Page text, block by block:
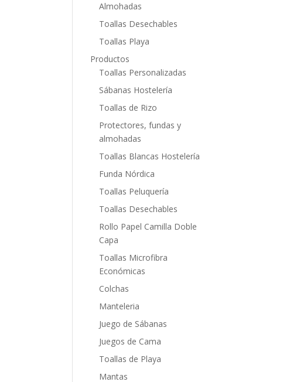
Almohadas
Toallas Desechables
Toallas Playa
Productos
Toallas Personalizadas
Sábanas Hostelería
Toallas de Rizo
Protectores, fundas y
almohadas
Toallas Blancas Hostelería
Funda Nórdica
Toallas Peluquería
Toallas Desechables
Rollo Papel Camilla Doble
Capa
Toallas Microfibra
Económicas
Colchas
Manteleria
Juego de Sábanas
Juegos de Cama
Toallas de Playa
Mantas